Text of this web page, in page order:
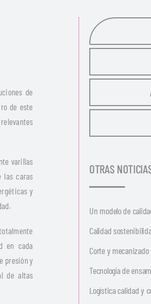
de
de este
varillas
las caras
y
en cada
presión y
de altas
OTRAS
Un modelo de
Calidad
Corte y
Tecnología de
Logística calidad y